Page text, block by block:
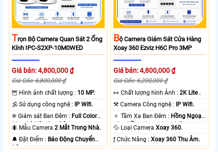
TRọn Bộ Camera Quan Sát 2 Ống
Kính IPC-S2XP-10M0WED
Giá bán: 4,800,000 ₫
Giá Gốc: 6,800,000 ₫
🦉 Hình ảnh chất lượng : 10 MP.
🕉️ Sử dụng công nghệ :
IP Wifi.
❈ Giám sát Ban Đêm : Full Color
20m Có Màu Ban Ðêm.
🐜 Mẫu Camera2 Mắt Trong Nhà.
️🔔 Đặt Điểm : Báo Động Chuyển
Động.
BỘ Camera Giám Sát Cửa Hàng
Xoay 360 Ezviz H6C Pro 3MP
Giá bán: 4,800,000 ₫
Giá Gốc: 6,200,000 ₫
️👀 Chất lượng hình Ảnh :2K Lite .
⚒ Camera Công nghệ :
IP Wifi.
🔅 Tầm Xa Ban Đêm : Hồng Ngoại
10m Hồng Ngoại Smart IR.
💦 Loại CameraXoay 360.
️ƒ Chức Năng :Xoay 360 Thu Âm.